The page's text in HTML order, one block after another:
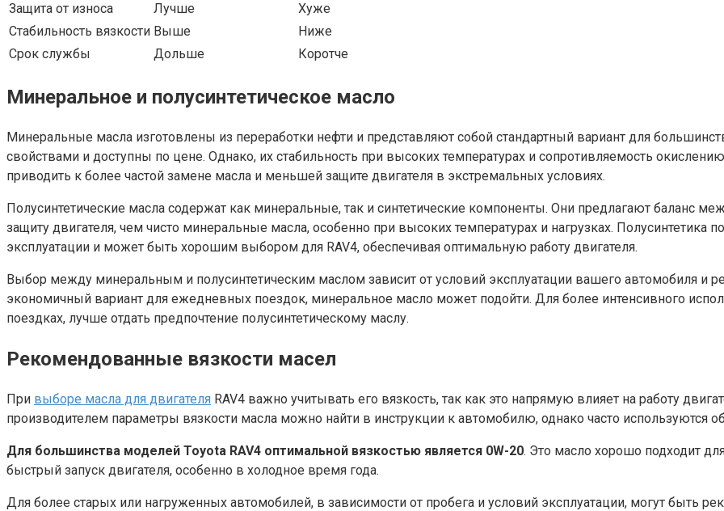
Защита от износа
Лучше
Хуже
Стабильность вязкости Выше
Ниже
Срок службы
Дольше Коротче
Минеральное и полусинтетическое масло
Минеральные масла изготовлены из переработки нефти и представляют собой стандартный вариант для
свойствами и доступны по цене. Однако, их стабильность при высоких температурах и сопротивляемость
приводить к более частой замене масла и меньшей защите двигателя в экстремальных условиях.
Полусинтетические масла содержат как минеральные, так и синтетические компоненты. Они предлагают баланс
защиту двигателя, чем чисто минеральные масла, особенно при высоких температурах и нагрузках. Полусинтетика
эксплуатации и может быть хорошим выбором для RAV4, обеспечивая оптимальную работу двигателя.
Выбор между минеральным и полусинтетическим маслом зависит от условий эксплуатации вашего автомобиля и
экономичный вариант для ежедневных поездок, минеральное масло может подойти. Для более интенсивного
поездках, лучше отдать предпочтение полусинтетическому маслу.
Рекомендованные вязкости масел
При выборе масла для двигателя RAV4 важно учитывать его вязкость, так как это напрямую влияет на работу
производителем параметры вязкости масла можно найти в инструкции к автомобилю, однако часто используются
Для большинства моделей Toyota RAV4 оптимальной вязкостью является 0W-20. Это масло хорошо подходит
быстрый запуск двигателя, особенно в холодное время года.
Для более старых или нагруженных автомобилей, в зависимости от пробега и условий эксплуатации, могут быть